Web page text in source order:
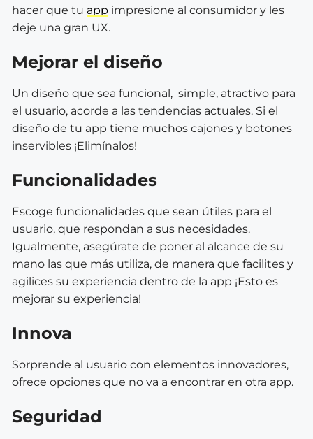
hacer que tu app impresione al consumidor y les
deje una gran UX.
Mejorar el diseño
Un diseño que sea funcional, simple, atractivo para
el usuario, acorde a las tendencias actuales. Si el
diseño de tu app tiene muchos cajones y botones
inservibles ¡Elimínalos!
Funcionalidades
Escoge funcionalidades que sean útiles para el
usuario, que respondan a sus necesidades.
Igualmente, asegúrate de poner al alcance de su
mano las que más utiliza, de manera que facilites y
agilices su experiencia dentro de la app ¡Esto es
mejorar su experiencia!
Innova
Sorprende al usuario con elementos innovadores,
ofrece opciones que no va a encontrar en otra app.
Seguridad